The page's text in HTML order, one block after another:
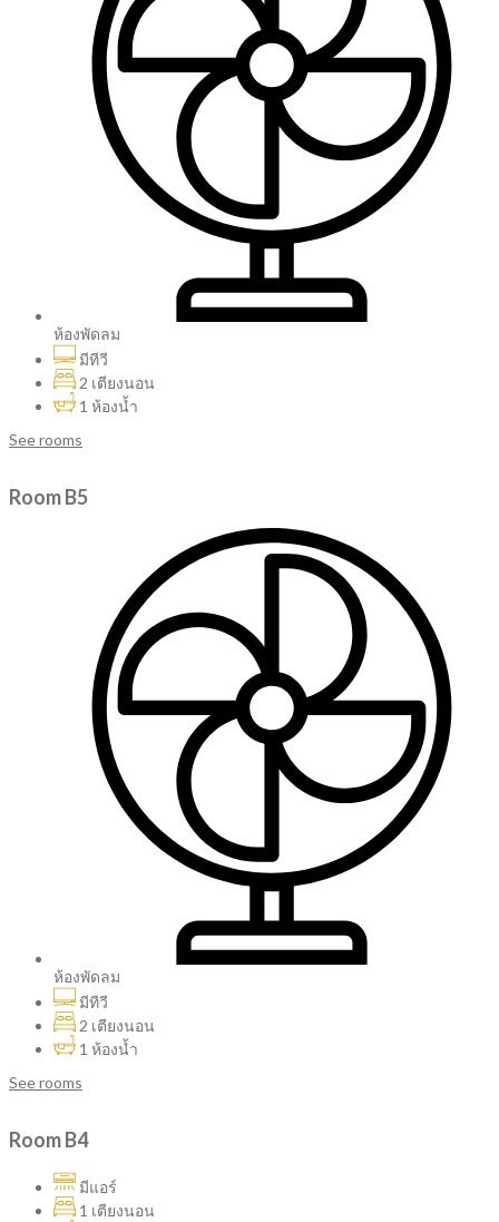
ห้องพัดลม
มีทีวี
2 เตียงนอน
1 ห้องน้ำ
See rooms
Room B5
ห้องพัดลม
มีทีวี
2 เตียงนอน
1 ห้องน้ำ
See rooms
Room B4
มีแอร์
1 เตียงนอน